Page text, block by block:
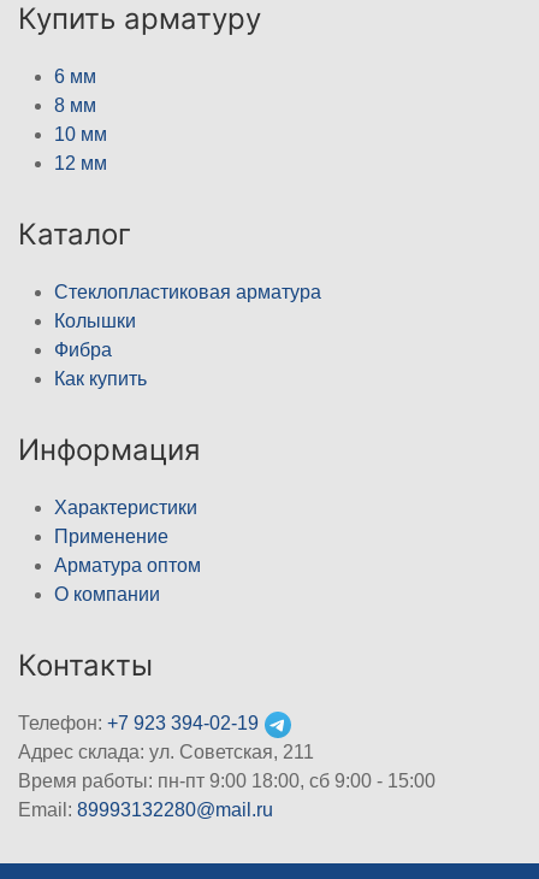
Купить арматуру
6 мм
8 мм
10 мм
12 мм
Каталог
Стеклопластиковая арматура
Колышки
Фибра
Как купить
Информация
Характеристики
Применение
Арматура оптом
О компании
Контакты
Телефон: +7 923 394-02-19
Адрес склада: ул. Советская, 211
Время работы: пн-пт 9:00 18:00, сб 9:00 - 15:00
Email: 89993132280@mail.ru